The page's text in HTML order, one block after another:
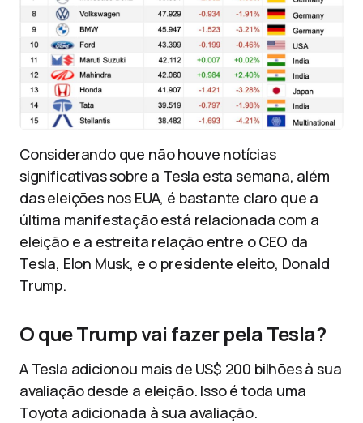
Considerando que não houve notícias
significativas sobre a Tesla esta semana, além
das eleições nos EUA, é bastante claro que a
última manifestação está relacionada com a
eleição e a estreita relação entre o CEO da
Tesla, Elon Musk, e o presidente eleito, Donald
Trump.
O que Trump vai fazer pela Tesla?
A Tesla adicionou mais de US$ 200 bilhões à sua
avaliação desde a eleição. Isso é toda uma
Toyota adicionada à sua avaliação.